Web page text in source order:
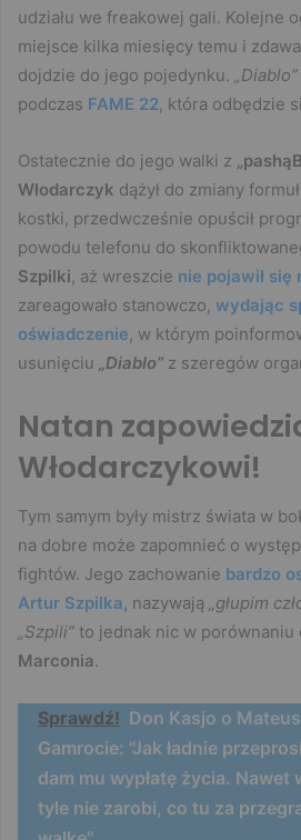
udziału we freakowej gali. Kolejne
miejsce kilka miesięcy temu i
dojdzie do jego pojedynku.
„Diablo”
podczas FAME 22, która odbędzie
Ostatecznie do jego walki z
Włodarczyk dążył do zmiany
kostki, przedwcześnie opuścił
powodu telefonu do
Szpilki, aż wreszcie nie pojawił
zareagowało stanowczo, wydając
oświadczenie, w którym
usunięciu
„Diablo” z szeregów
Natan
Włodarczykowi!
Tym samym były mistrz świata w
na dobre może zapomnieć o
fightów. Jego zachowanie bardzo
Artur Szpilka, nazywają „głupim
„Szpili” to jednak nic w porównaniu
Marconia.
Sprawdź! Don Kasjo o
Gamrocie: "Jak ładnie
dam mu wypłatę życia. Nawet
tyle nie zarobi, co tu za